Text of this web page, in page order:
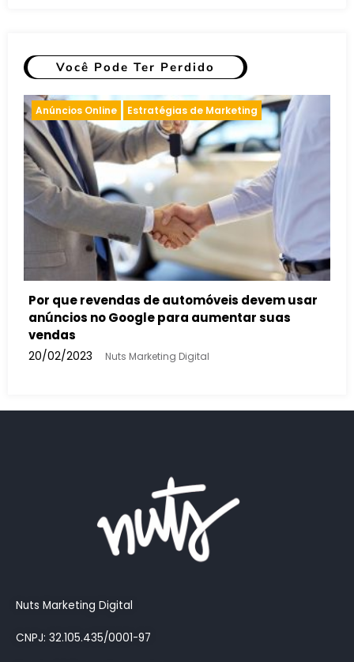
Você Pode Ter Perdido
Anúncios Online Inteligência artificial